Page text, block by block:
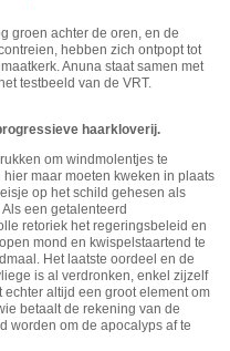
groen achter de oren, en de
hebben zich ontpopt tot
Anuna staat samen met
testbeeld van de VRT.
haarkloverij.
om windmolentjes te
maar moeten kweken in plaats
op het schild gehesen als
een getalenteerd
retoriek het regeringsbeleid en
mond en kwispelstaartend te
Het laatste oordeel en de
is al verdronken, enkel zijzelf
altijd een groot element om
betaalt de rekening van de
worden om de apocalyps af te